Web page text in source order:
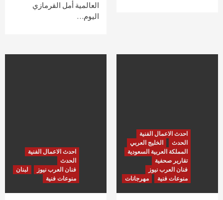
العالمية أمل القرمازي
اليوم…
احدث الاعمال الفنية
الحدث
الخليج العربي
المملكة العربية السعودية
تقارير صحفية
فنان العرب نيوز
منوعات فنية
مهرجانات
احدث الاعمال الفنية
الحدث
فنان العرب نيوز
لبنان
منوعات فنية